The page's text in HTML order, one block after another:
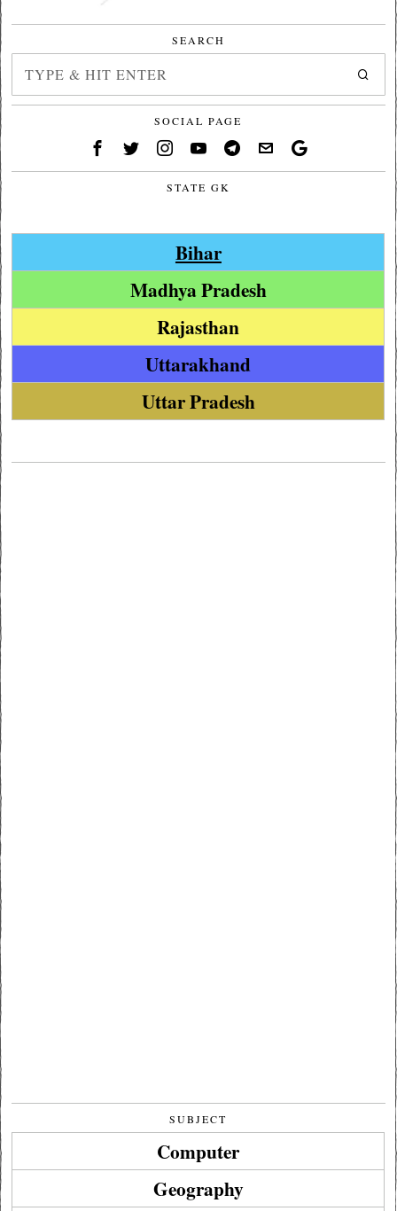
SEARCH
SOCIAL PAGE
STATE GK
Bihar
Madhya Pradesh
Rajasthan
Uttarakhand
Uttar Pradesh
SUBJECT
Computer
Geography